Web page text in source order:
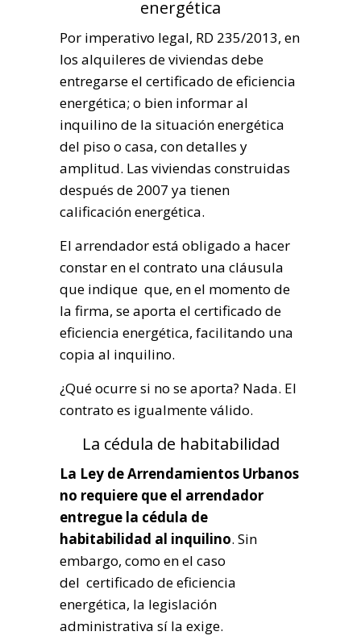
energética
Por imperativo legal, RD 235/2013, en
los alquileres de viviendas debe
entregarse el certificado de eficiencia
energética; o bien informar al
inquilino de la situación energética
del piso o casa, con detalles y
amplitud. Las viviendas construidas
después de 2007 ya tienen
calificación energética.
El arrendador está obligado a hacer
constar en el contrato una cláusula
que indique que, en el momento de
la firma, se aporta el certificado de
eficiencia energética, facilitando una
copia al inquilino.
¿Qué ocurre si no se aporta? Nada. El
contrato es igualmente válido.
La cédula de habitabilidad
La Ley de Arrendamientos Urbanos
no requiere que el arrendador
entregue la cédula de
habitabilidad al inquilino. Sin
embargo, como en el caso
del certificado de eficiencia
energética, la legislación
administrativa sí la exige.